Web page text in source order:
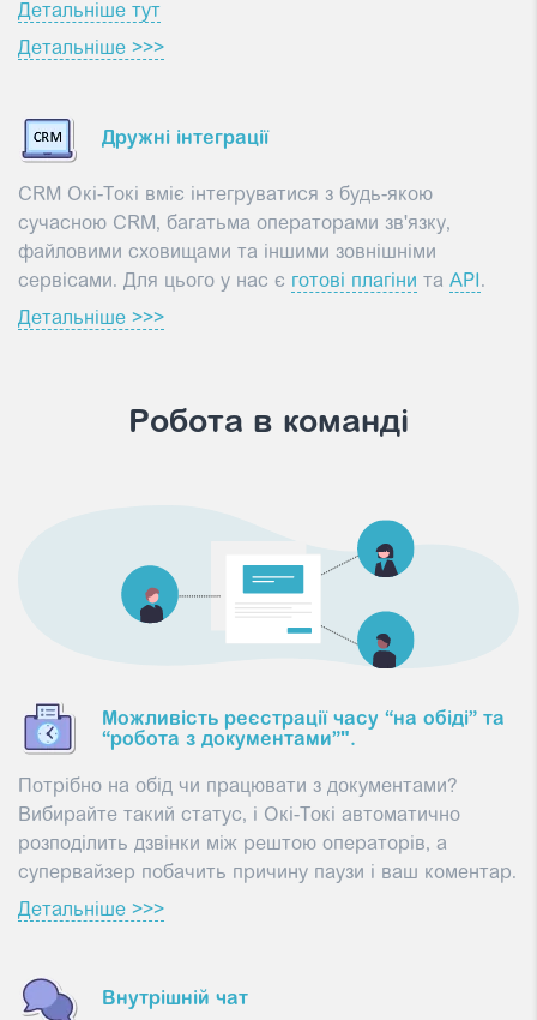
Детальніше тут
Детальніше >>>
Дружні інтеграції
CRM Окі-Токі вміє інтегруватися з будь-якою
сучасною CRM, багатьма операторами зв'язку,
файловими сховищами та іншими зовнішніми
сервісами. Для цього у нас є готові плагіни та API.
Детальніше >>>
Робота в команді
Можливість реєстрації часу “на обіді” та
“робота з документами”".
Потрібно на обід чи працювати з документами?
Вибирайте такий статус, і Окі-Токі автоматично
розподілить дзвінки між рештою операторів, а
супервайзер побачить причину паузи і ваш коментар.
Детальніше >>>
Внутрішній чат